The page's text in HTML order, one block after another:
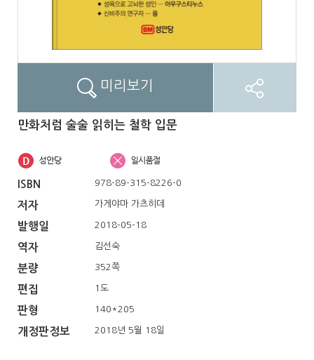
미리보기
만화처럼 술술 읽히는 철학 입문
ISBN 978-89-315-8226-0
저자 가게야마 가츠히데
발행일 2018-05-18
역자 김선숙
분량 352쪽
편집 1도
판형 140*205
개정판정보 2018년 5월 18일